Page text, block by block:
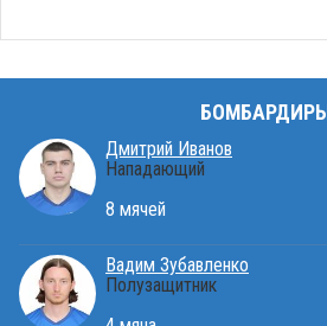
БОМБАРДИРЫ
Дмитрий Иванов
Нападающий
8 мячей
Вадим Зубавленко
Полузащитник